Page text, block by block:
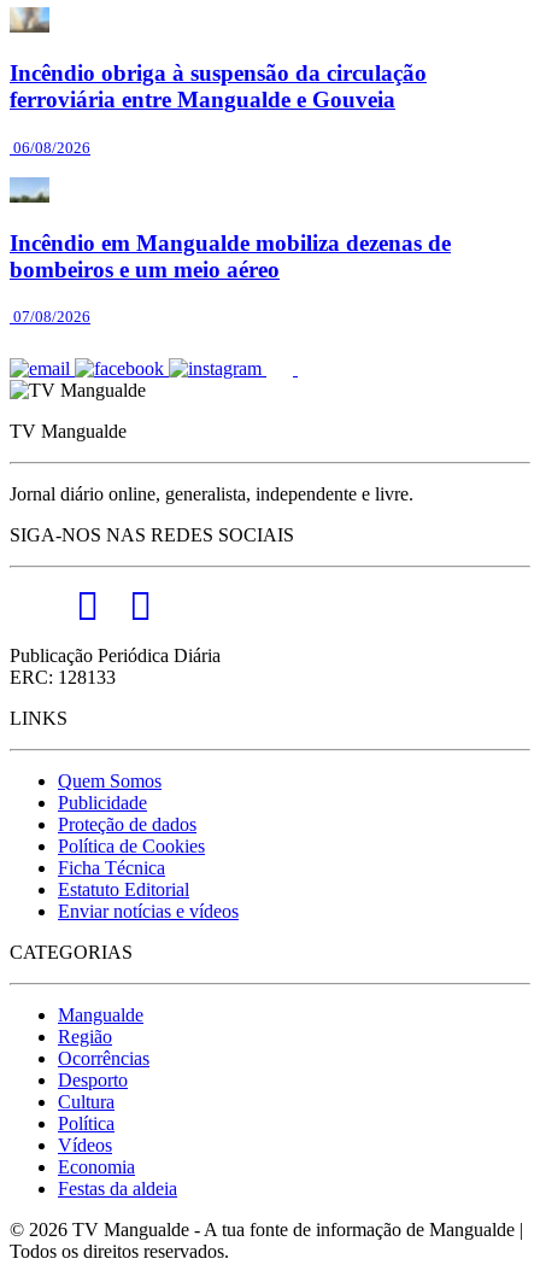
Incêndio obriga à suspensão da circulação
ferroviária entre Mangualde e Gouveia
06/08/2026
Incêndio em Mangualde mobiliza dezenas de
bombeiros e um meio aéreo
07/08/2026
TV Mangualde
Jornal diário online, generalista, independente e livre.
SIGA-NOS NAS REDES SOCIAIS
Publicação Periódica Diária
ERC: 128133
LINKS
Quem Somos
Publicidade
Proteção de dados
Política de Cookies
Ficha Técnica
Estatuto Editorial
Enviar notícias e vídeos
CATEGORIAS
Mangualde
Região
Ocorrências
Desporto
Cultura
Política
Vídeos
Economia
Festas da aldeia
© 2026 TV Mangualde - A tua fonte de informação de Mangualde |
Todos os direitos reservados.